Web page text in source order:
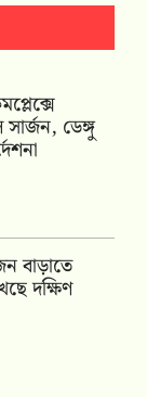
ডেঙ্গু
বাড়াতে
দক্ষিণ